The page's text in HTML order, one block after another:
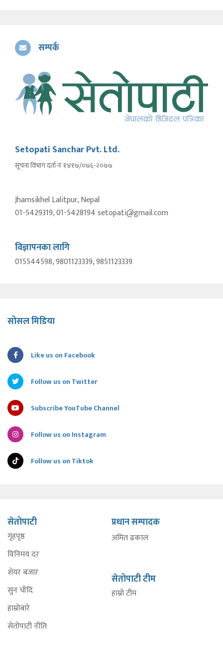
सम्पर्क
Setopati Sanchar Pvt. Ltd.
सूचना विभाग दर्ता नंः १४१७/०७६-२०७७
Jhamsikhel Lalitpur, Nepal
01-5429319, 01-5428194 setopati@gmail.com
विज्ञापनका लागि
015544598, 9801123339, 9851123339
सोसल मिडिया
Like us on Facebook
Follow us on Twitter
Subscribe YouTube Channel
Follow us on Instagram
Follow us on Tiktok
सेतोपाटी
गृहपृष्ठ
विनिमय दर
शेयर बजार
सुन चाँदि
हाम्रोबारे
सेतोपाटी नीति
प्रधान सम्पादक
अमित ढकाल
सेतोपाटी टीम
हाम्रो टीम